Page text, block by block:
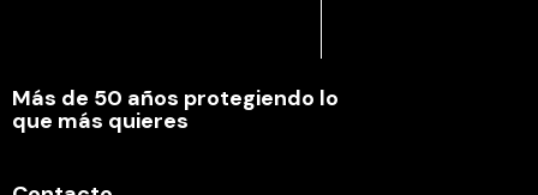
Más de 50 años protegiendo lo
que más quieres